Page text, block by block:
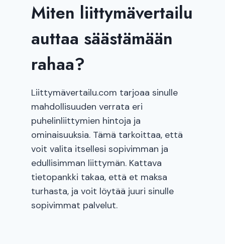
Miten liittymävertailu
auttaa säästämään
rahaa?
Liittymävertailu.com tarjoaa sinulle
mahdollisuuden verrata eri
puhelinliittymien hintoja ja
ominaisuuksia. Tämä tarkoittaa, että
voit valita itsellesi sopivimman ja
edullisimman liittymän. Kattava
tietopankki takaa, että et maksa
turhasta, ja voit löytää juuri sinulle
sopivimmat palvelut.